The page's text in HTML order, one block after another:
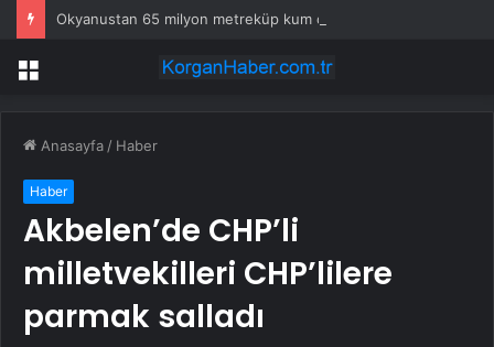
Menü
Anasayfa / Haber
Haber
Akbelen’de CHP’li
milletvekilleri CHP’lilere
parmak salladı